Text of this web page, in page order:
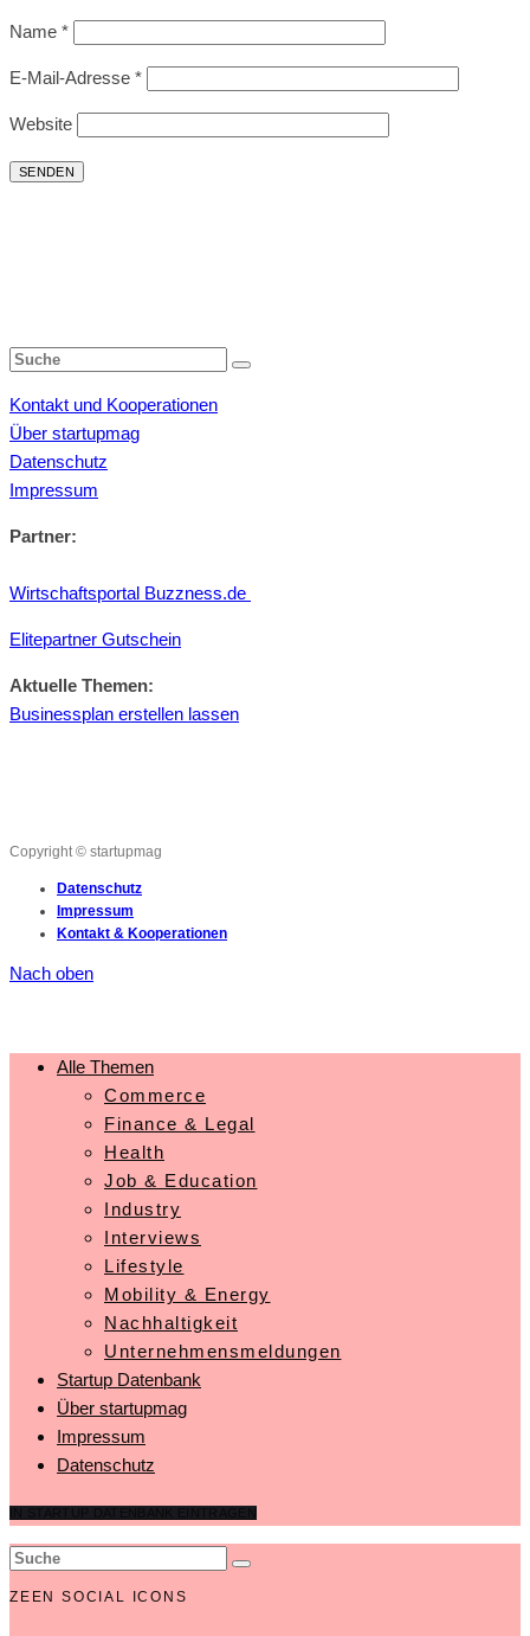
Name *
E-Mail-Adresse *
Website
Kontakt und Kooperationen
Über startupmag
Datenschutz
Impressum
Partner:
Wirtschaftsportal Buzzness.de
Elitepartner Gutschein
Aktuelle Themen:
Businessplan erstellen lassen
Copyright © startupmag
Datenschutz
Impressum
Kontakt & Kooperationen
Nach oben
Alle Themen
Commerce
Finance & Legal
Health
Job & Education
Industry
Interviews
Lifestyle
Mobility & Energy
Nachhaltigkeit
Unternehmensmeldungen
Startup Datenbank
Über startupmag
Impressum
Datenschutz
ZEEN SOCIAL ICONS